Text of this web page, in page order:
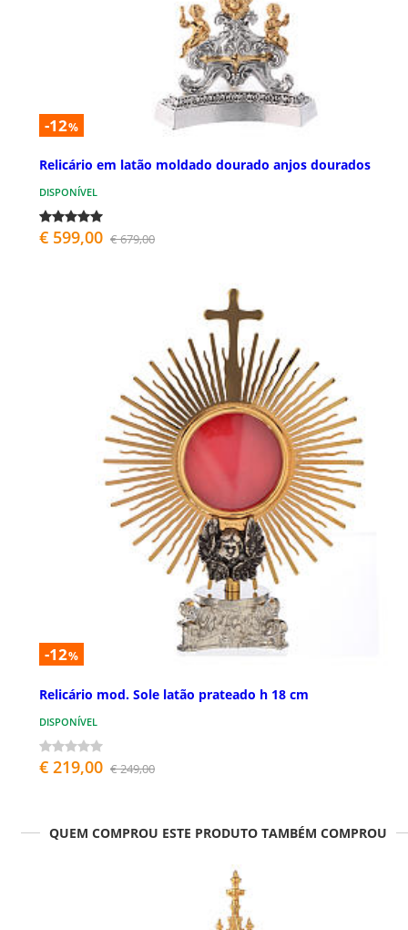
-12%
Relicário em latão moldado dourado anjos dourados
DISPONÍVEL
€ 599,00 € 679,00
-12%
Relicário mod. Sole latão prateado h 18 cm
DISPONÍVEL
€ 219,00 € 249,00
QUEM COMPROU ESTE PRODUTO TAMBÉM COMPROU